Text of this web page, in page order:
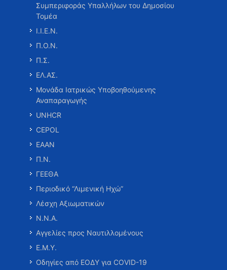
Συμπεριφοράς Υπαλλήλων του Δημοσίου
Τομέα
Ι.Ι.Ε.Ν.
Π.Ο.Ν.
Π.Σ.
ΕΛ.ΑΣ.
Μονάδα Ιατρικώς Υποβοηθούμενης
Αναπαραγωγής
UNHCR
CEPOL
ΕΑΑΝ
Π.Ν.
ΓΕΕΘΑ
Περιοδικό “Λιμενική Ηχώ”
Λέσχη Αξιωματικών
Ν.Ν.Α.
Αγγελίες προς Ναυτιλλομένους
Ε.Μ.Υ.
Οδηγίες από ΕΟΔΥ για COVID-19